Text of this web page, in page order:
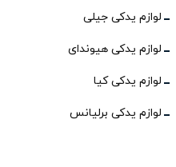
لوازم یدکی جیلی
لوازم یدکی هیوندای
لوازم یدکی کیا
لوازم یدکی برلیانس